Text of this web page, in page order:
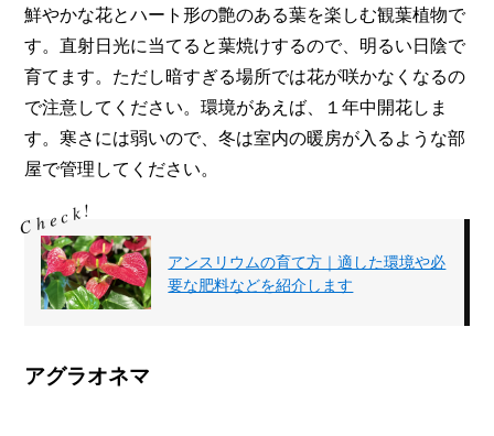
鮮やかな花とハート形の艶のある葉を楽しむ観葉植物で
す。直射日光に当てると葉焼けするので、明るい日陰で
育てます。ただし暗すぎる場所では花が咲かなくなるの
で注意してください。環境があえば、１年中開花しま
す。寒さには弱いので、冬は室内の暖房が入るような部
屋で管理してください。
アンスリウムの育て方｜適した環境や必
要な肥料などを紹介します
アグラオネマ